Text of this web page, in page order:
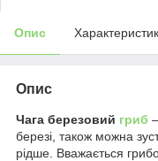
Опис
Опис
Чага березовий гриб
березі, також можна
рідше. Вважається